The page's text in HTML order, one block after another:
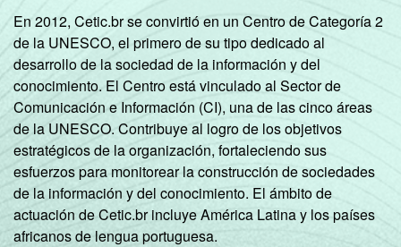
En 2012, Cetic.br se convirtió en un Centro de Categoría 2
de la UNESCO, el primero de su tipo dedicado al
desarrollo de la sociedad de la información y del
conocimiento. El Centro está vinculado al Sector de
Comunicación e Información (CI), una de las cinco áreas
de la UNESCO. Contribuye al logro de los objetivos
estratégicos de la organización, fortaleciendo sus
esfuerzos para monitorear la construcción de sociedades
de la información y del conocimiento. El ámbito de
actuación de Cetic.br incluye América Latina y los países
africanos de lengua portuguesa.